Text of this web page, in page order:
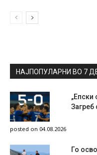
НАЈПОПУЛАРНИ ВО 7
Загреб
posted on 04.08.2026
Го